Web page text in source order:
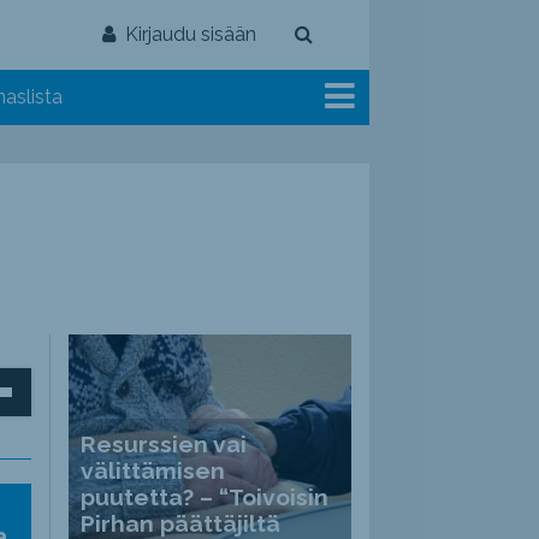
Kirjaudu sisään
Resurssien vai
välittämisen
puutetta? – “Toivoisin
Pirhan päättäjiltä